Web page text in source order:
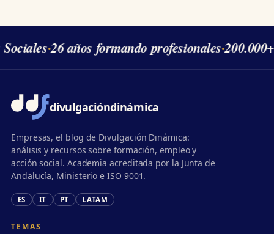
·26 años formando profesionales·
divulgacióndinámica
Empresas, el blog de Divulgación Dinámica:
análisis y recursos sobre formación, empleo y
acción social. Academia acreditada por la Junta de
Andalucía, Ministerio e ISO 9001.
ES IT PT LATAM
TEMAS